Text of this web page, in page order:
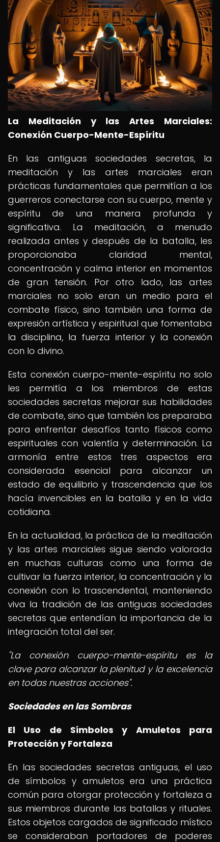
La Meditación y las Artes Marciales:
Conexión Cuerpo-Mente-Espíritu
En las antiguas sociedades secretas, la
meditación y las artes marciales eran
prácticas fundamentales que permitían a los
guerreros conectarse con su cuerpo, mente y
espíritu de una manera profunda y
significativa. La meditación, a menudo
realizada antes y después de la batalla, les
proporcionaba claridad mental,
concentración y calma interior en momentos
de gran tensión. Por otro lado, las artes
marciales no solo eran un medio para el
combate físico, sino también una forma de
expresión artística y espiritual que fomentaba
la disciplina, la fuerza interior y la conexión
con lo divino.
Esta conexión cuerpo-mente-espíritu no solo
les permitía a los miembros de estas
sociedades secretas mejorar sus habilidades
de combate, sino que también los preparaba
para enfrentar desafíos tanto físicos como
espirituales con valentía y determinación. La
armonía entre estos tres aspectos era
considerada esencial para alcanzar un
estado de equilibrio y trascendencia que los
hacía invencibles en la batalla y en la vida
cotidiana.
En la actualidad, la práctica de la meditación
y las artes marciales sigue siendo valorada
en muchas culturas como una forma de
cultivar la fuerza interior, la concentración y la
conexión con lo trascendental, manteniendo
viva la tradición de las antiguas sociedades
secretas que entendían la importancia de la
integración total del ser.
"La conexión cuerpo-mente-espíritu es la
clave para alcanzar la plenitud y la excelencia
en todas nuestras acciones".
Sociedades en las Sombras
El Uso de Símbolos y Amuletos para
Protección y Fortaleza
En las sociedades secretas antiguas, el uso
de símbolos y amuletos era una práctica
común para otorgar protección y fortaleza a
sus miembros durante las batallas y rituales.
Estos objetos cargados de significado místico
se consideraban portadores de poderes